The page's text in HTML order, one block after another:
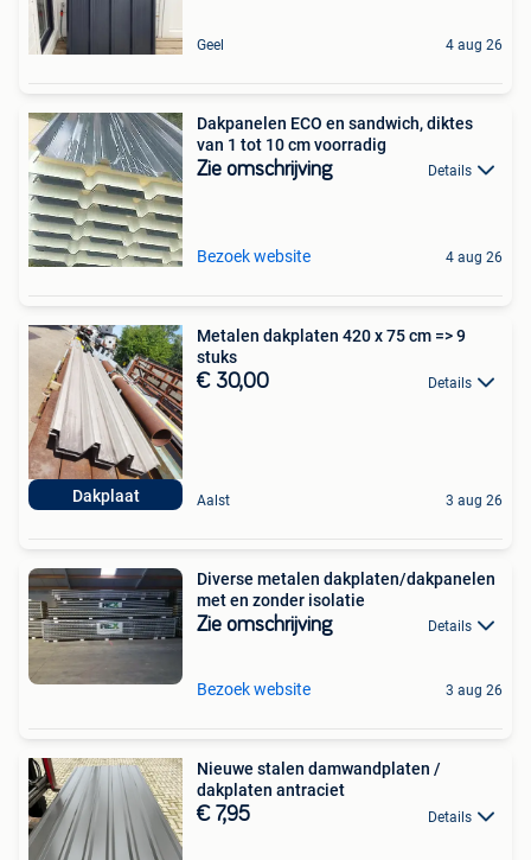
Geel 4 aug 26
Dakpanelen ECO en sandwich, diktes
van 1 tot 10 cm voorradig
Zie omschrijving Details
Bezoek website 4 aug 26
Dakplaat
Metalen dakplaten 420 x 75 cm => 9
stuks
€ 30,00 Details
Aalst 3 aug 26
Diverse metalen dakplaten/dakpanelen
met en zonder isolatie
Zie omschrijving Details
Bezoek website 3 aug 26
Nieuwe stalen damwandplaten /
dakplaten antraciet
€ 7,95 Details